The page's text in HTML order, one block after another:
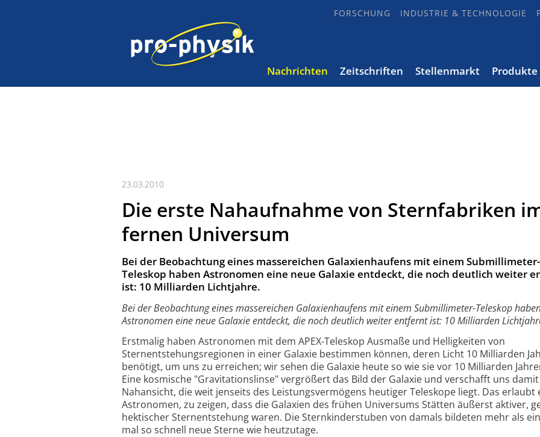
FORSCHUNG INDUSTRIE & TECHNOLOGIE
Nachrichten Zeitschriften Stellenmarkt Produkte
23.03.2010
Die erste Nahaufnahme von Sternfabriken
fernen Universum
Bei der Beobachtung eines massereichen Galaxienhaufens mit einem Submillimeter-
Teleskop haben Astronomen eine neue Galaxie entdeckt, die noch deutlich weiter
ist: 10 Milliarden Lichtjahre.
Bei der Beobachtung eines massereichen Galaxienhaufens mit einem Submillimeter-Teleskop
Astronomen eine neue Galaxie entdeckt, die noch deutlich weiter entfernt ist: 10 Milliarden
Erstmalig haben Astronomen mit dem APEX-Teleskop Ausmaße und Helligkeiten von
Sternentstehungsregionen in einer Galaxie bestimmen können, deren Licht 10 Milliarden
benötigt, um uns zu erreichen; wir sehen die Galaxie heute so wie sie vor 10 Milliarden
Eine kosmische "Gravitationslinse" vergrößert das Bild der Galaxie und verschafft uns
Nahansicht, die weit jenseits des Leistungsvermögens heutiger Teleskope liegt. Das erlaubt
Astronomen, zu zeigen, dass die Galaxien des frühen Universums Stätten äußerst aktiver,
hektischer Sternentstehung waren. Die Sternkinderstuben von damals bildeten mehr als
mal so schnell neue Sterne wie heutzutage.